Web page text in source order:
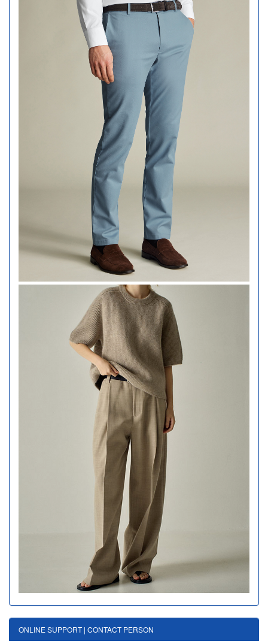
ONLINE SUPPORT | CONTACT PERSON